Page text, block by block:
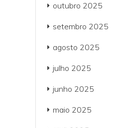
outubro 2025
setembro 2025
agosto 2025
julho 2025
junho 2025
maio 2025